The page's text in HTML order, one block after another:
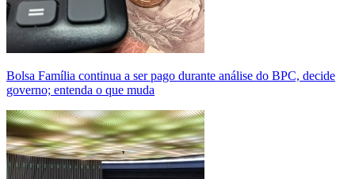
Bolsa Família continua a ser pago durante análise do BPC, decide
governo; entenda o que muda